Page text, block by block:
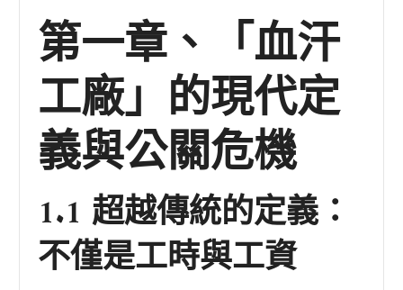
第一章、「血汗
工廠」的現代定
義與公關危機
1.1 超越傳統的定義：
不僅是工時與工資